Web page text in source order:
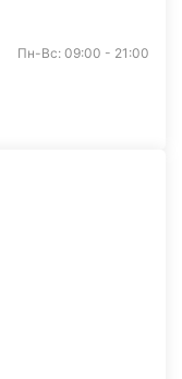
Пн-Вс: 09:00 - 21:00